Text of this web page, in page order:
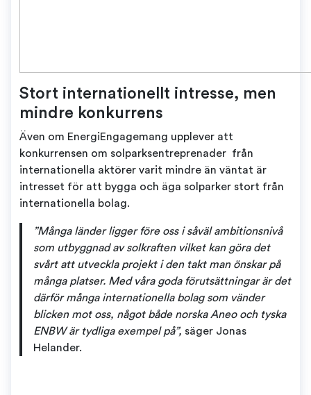
Stort internationellt intresse, men
mindre konkurrens
Även om EnergiEngagemang upplever att
konkurrensen om solparksentreprenader från
internationella aktörer varit mindre än väntat är
intresset för att bygga och äga solparker stort från
internationella bolag.
”Många länder ligger före oss i såväl ambitionsnivå
som utbyggnad av solkraften vilket kan göra det
svårt att utveckla projekt i den takt man önskar på
många platser. Med våra goda förutsättningar är det
därför många internationella bolag som vänder
blicken mot oss, något både norska Aneo och tyska
ENBW är tydliga exempel på”, säger Jonas
Helander.